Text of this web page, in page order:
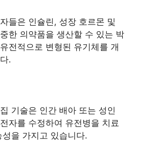
들은 인슐린, 성장 호르몬 및
한 의약품을 생산할 수 있는 박
전적으로 변형된 유기체를 개
.
기술은 인간 배아 또는 성인
자를 수정하여 유전병을 치료
을 가지고 있습니다.